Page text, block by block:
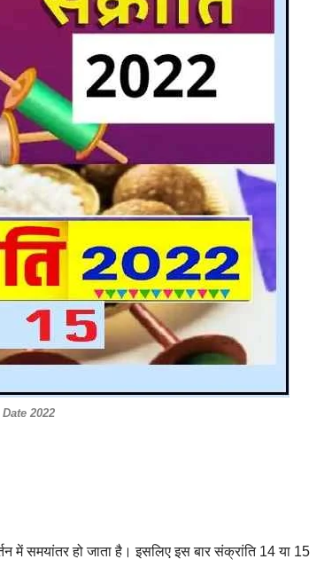
2022
में समयांतर हो जाता है। इसलिए इस बार संक्रांति 14 या 15